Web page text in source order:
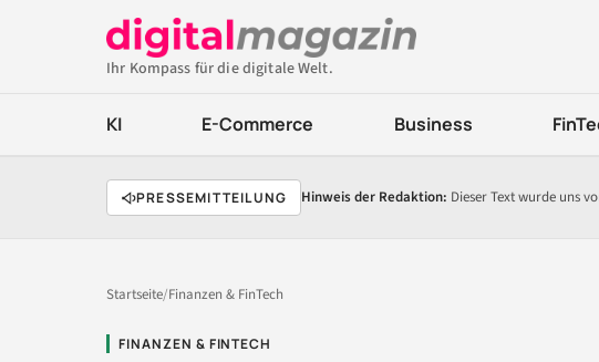
Ihr Kompass für die digitale Welt.
KI E-Commerce Business
PRESSEMITTEILUNG Hinweis der Redaktion: Dieser Text wurde uns
Startseite/Finanzen & FinTech
FINANZEN & FINTECH